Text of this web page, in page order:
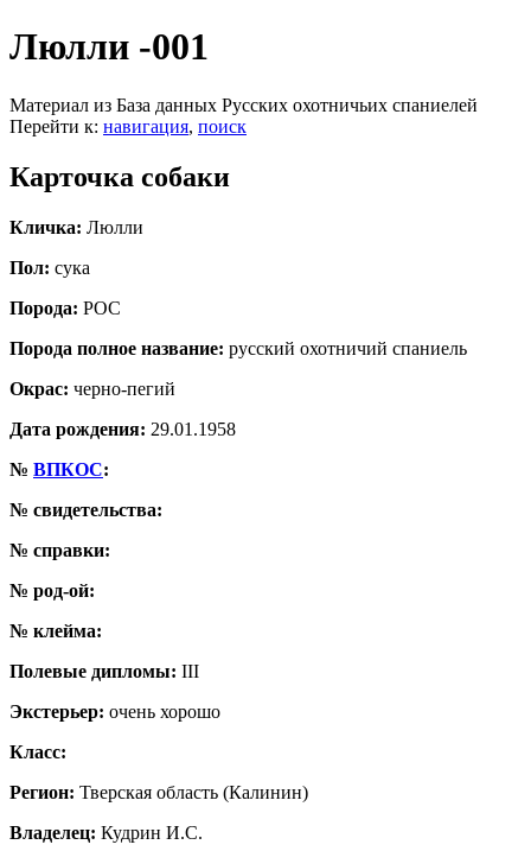
Люлли -001
Материал из База данных Русских охотничьих спаниелей
Перейти к: навигация, поиск
Карточка собаки
Кличка: Люлли
Пол: сука
Порода: РОС
Порода полное название: русский охотничий спаниель
Окрас: черно-пегий
Дата рождения: 29.01.1958
№ ВПКОС:
№ свидетельства:
№ справки:
№ род-ой:
№ клейма:
Полевые дипломы: III
Экстерьер: очень хорошо
Класс:
Регион: Тверская область (Калинин)
Владелец: Кудрин И.С.